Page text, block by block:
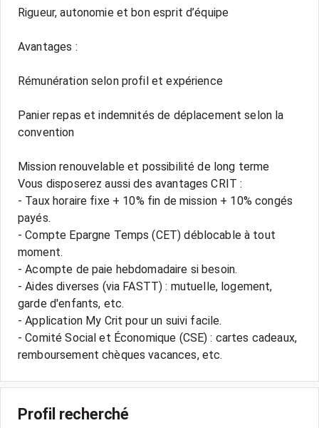
Rigueur, autonomie et bon esprit d’équipe
Avantages :
Rémunération selon profil et expérience
Panier repas et indemnités de déplacement selon la
convention
Mission renouvelable et possibilité de long terme
Vous disposerez aussi des avantages CRIT :
- Taux horaire fixe + 10% fin de mission + 10% congés
payés.
- Compte Epargne Temps (CET) déblocable à tout
moment.
- Acompte de paie hebdomadaire si besoin.
- Aides diverses (via FASTT) : mutuelle, logement,
garde d'enfants, etc.
- Application My Crit pour un suivi facile.
- Comité Social et Économique (CSE) : cartes cadeaux,
Profil recherché